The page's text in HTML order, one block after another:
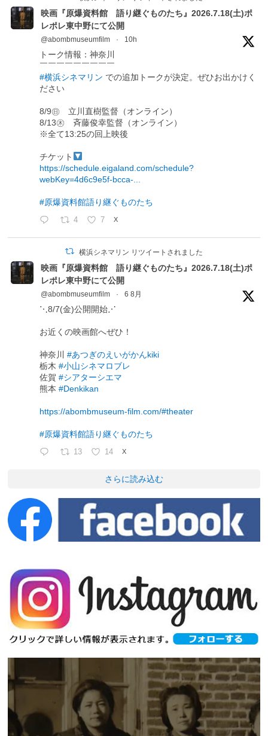
映画『原爆資料館 語り継ぐものたち』2026.7.18(土)ポ
レポレ東中野にて公開
@abombmuseumfilm · 10h
トーク情報：神奈川
￣￣￣￣￣￣￣￣￣
#横浜シネマリン での追加トークが決定。ぜひお出かけく
ださい
8/9㊐ 立川直樹監督（オンライン）
8/13㊍ 斉藤俊幸監督（オンライン）
※全て13:25の回上映後
チケット
https://schedule.eigaland.com/schedule?
webKey=4d6c9e5f-bcca-...
#原爆資料館語り継ぐものたち
4 7 X
横浜シネマリン リツイートされました
映画『原爆資料館 語り継ぐものたち』2026.7.18(土)ポ
レポレ東中野にて公開
@abombmuseumfilm · 6 8月
⋱8/7(金)公開開始⋰
お近くの映画館へぜひ！
神奈川#あつぎのえいがかんkiki
栃木#小山シネマロブレ
佐賀#シアターシエマ
熊本#Denkikan
https://abombmuseum-film.com/#theater
#原爆資料館語り継ぐものたち
13 14 X
さらに読み込む